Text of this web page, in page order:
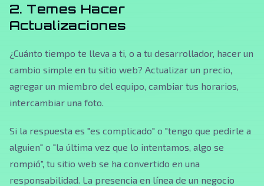
2. Temes Hacer
Actualizaciones
¿Cuánto tiempo te lleva a ti, o a tu desarrollador, hacer un
cambio simple en tu sitio web? Actualizar un precio,
agregar un miembro del equipo, cambiar tus horarios,
intercambiar una foto.
Si la respuesta es "es complicado" o "tengo que pedirle a
alguien" o "la última vez que lo intentamos, algo se
rompió", tu sitio web se ha convertido en una
responsabilidad. La presencia en línea de un negocio